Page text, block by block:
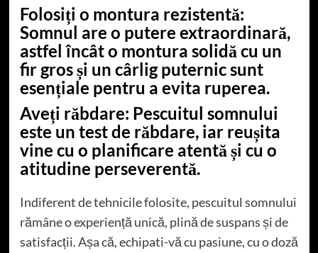
Folosiți o montura rezistentă:
Somnul are o putere extraordinară,
astfel încât o montura solidă cu un
fir gros și un cârlig puternic sunt
esențiale pentru a evita ruperea.
Aveți răbdare: Pescuitul somnului
este un test de răbdare, iar reușita
vine cu o planificare atentă și cu o
atitudine perseverentă.
Indiferent de tehnicile folosite, pescuitul somnului
rămâne o experiență unică, plină de suspans și de
satisfacții. Așa că, echipati-vă cu pasiune, cu o doză